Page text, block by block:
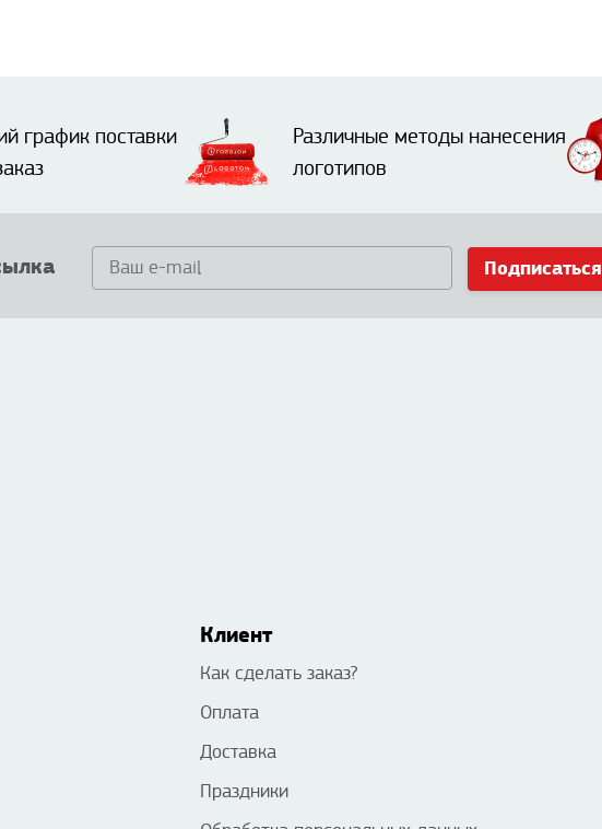
график поставки
Различные методы нанесения
логотипов
Подписаться
Клиент
Как сделать заказ?
Оплата
Доставка
Праздники